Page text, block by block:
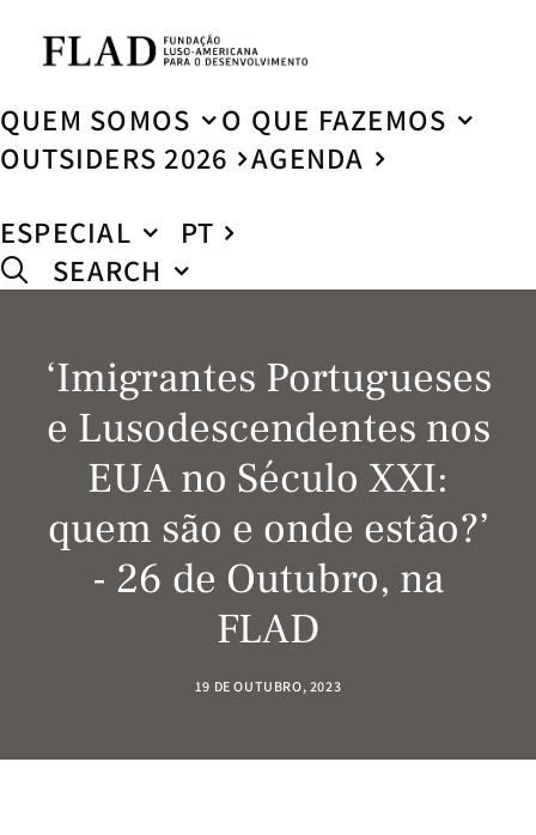
QUEM SOMOS
O QUE FAZEMOS
OUTSIDERS 2026
AGENDA
ESPECIAL
PT
SEARCH
‘Imigrantes Portugueses
e Lusodescendentes nos
EUA no Século XXI:
quem são e onde estão?’
- 26 de Outubro, na
FLAD
19 DE OUTUBRO, 2023